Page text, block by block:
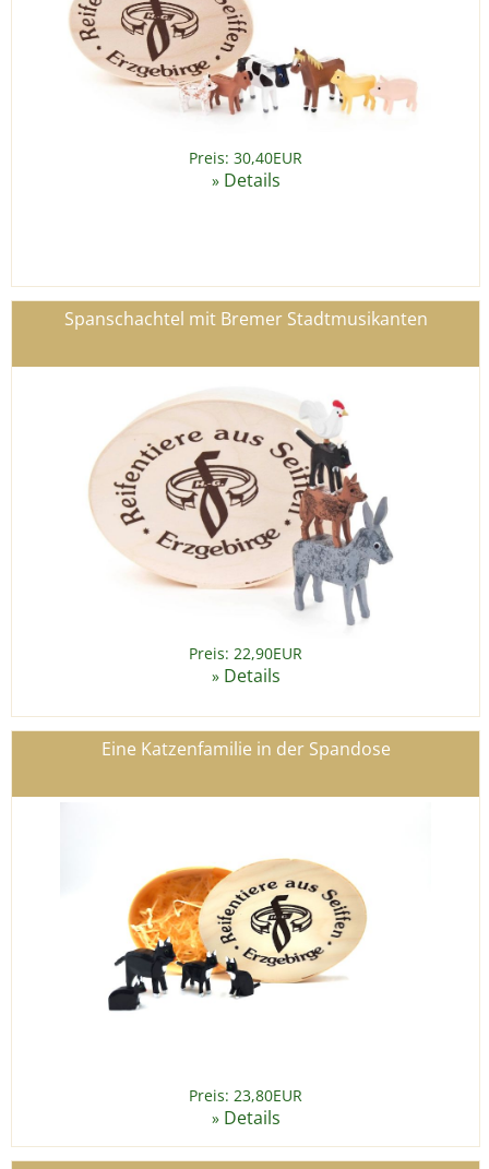
Preis: 30,40EUR
» Details
Spanschachtel mit Bremer Stadtmusikanten
Preis: 22,90EUR
» Details
Eine Katzenfamilie in der Spandose
Preis: 23,80EUR
» Details